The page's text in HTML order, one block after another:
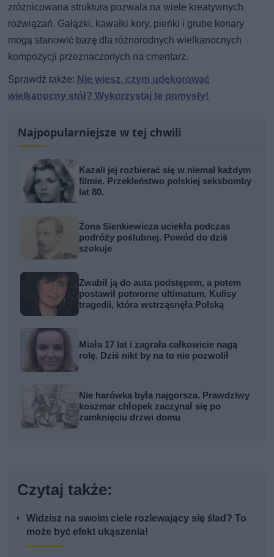
zróżnicowana struktura pozwala na wiele kreatywnych
rozwiązań. Gałązki, kawałki kory, pieńki i grube konary
mogą stanowić bazę dla różnorodnych wielkanocnych
kompozycji przeznaczonych na cmentarz.
Sprawdź także: Nie wiesz, czym udekorować
wielkanocny stół? Wykorzystaj te pomysły!
Najpopularniejsze w tej chwili
Kazali jej rozbierać się w niemal każdym
filmie. Przekleństwo polskiej seksbomby
lat 80.
Żona Sienkiewicza uciekła podczas
podróży poślubnej. Powód do dziś
szokuje
Zwabił ją do auta podstępem, a potem
postawił potworne ultimatum. Kulisy
tragedii, która wstrząsnęła Polską
Miała 17 lat i zagrała całkowicie nagą
rolę. Dziś nikt by na to nie pozwolił
Nie harówka była najgorsza. Prawdziwy
koszmar chłopek zaczynał się po
zamknięciu drzwi domu
Czytaj także:
Widzisz na swoim ciele rozlewający się ślad? To
może być efekt ukąszenia!